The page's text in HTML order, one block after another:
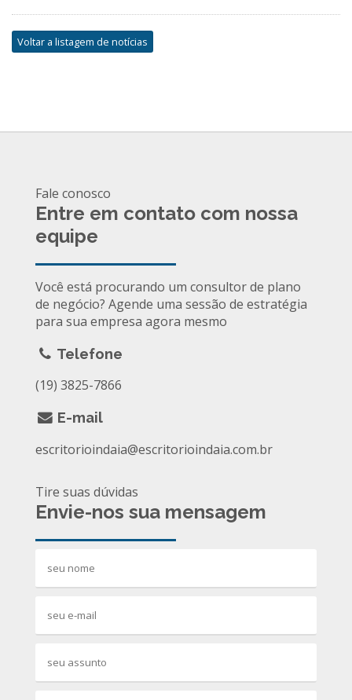
Voltar a listagem de notícias
Fale conosco
Entre em contato com nossa
equipe
Você está procurando um consultor de plano
de negócio? Agende uma sessão de estratégia
para sua empresa agora mesmo
Telefone
(19) 3825-7866
E-mail
escritorioindaia@escritorioindaia.com.br
Tire suas dúvidas
Envie-nos sua mensagem